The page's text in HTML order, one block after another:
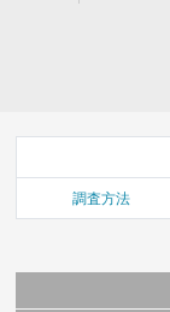
調査方法